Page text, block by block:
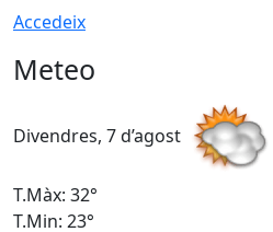
Accedeix
Meteo
Divendres, 7 d’agost
T.Màx: 32°
T.Min: 23°